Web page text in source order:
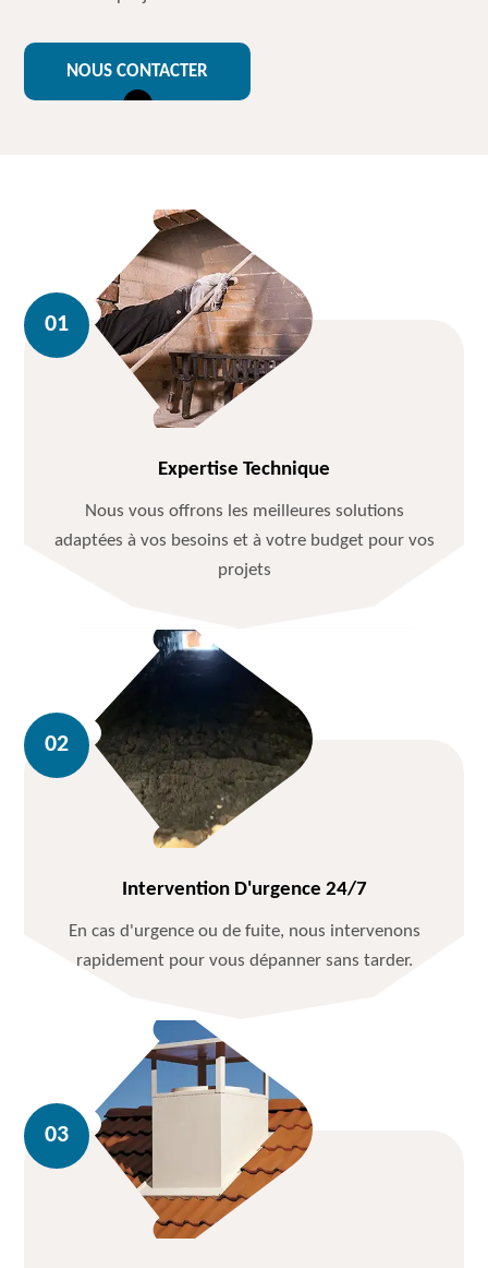
NOUS CONTACTER
Expertise Technique
Nous vous offrons les meilleures solutions
adaptées à vos besoins et à votre budget pour vos
projets
Intervention D'urgence 24/7
En cas d'urgence ou de fuite, nous intervenons
rapidement pour vous dépanner sans tarder.